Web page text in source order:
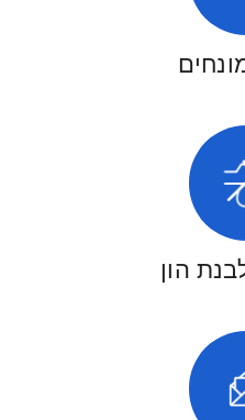
הון